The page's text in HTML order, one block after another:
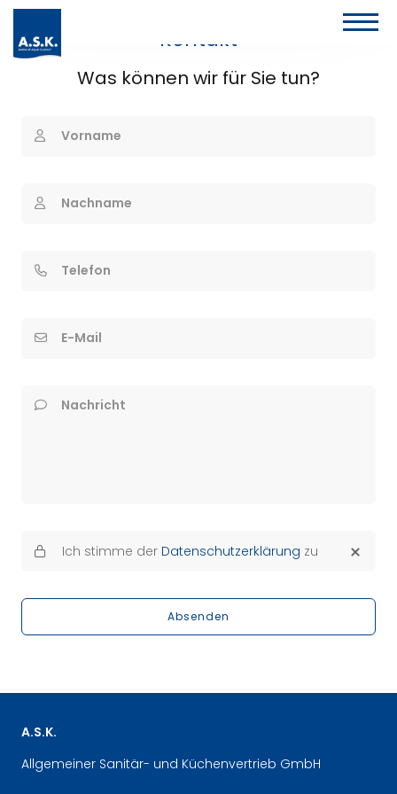
Kontakt
Was können wir für Sie tun?
Vorname
Nachname
Telefon
E-Mail
Nachricht
Ich stimme der Datenschutzerklärung zu
Absenden
A.S.K.
Allgemeiner Sanitär- und Küchenvertrieb GmbH